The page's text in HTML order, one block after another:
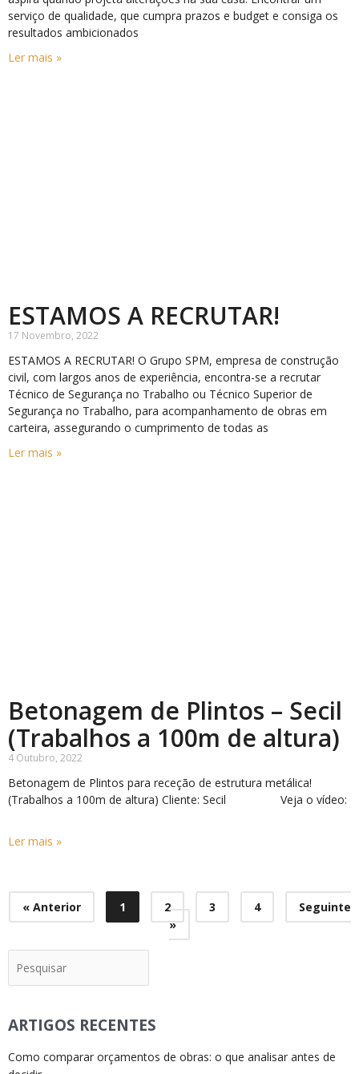
serviço de qualidade, que cumpra prazos e budget e consiga os
resultados ambicionados
Ler mais »
ESTAMOS A RECRUTAR!
17 Novembro, 2022
ESTAMOS A RECRUTAR! O Grupo SPM, empresa de construção
civil, com largos anos de experiência, encontra-se a recrutar
Técnico de Segurança no Trabalho ou Técnico Superior de
Segurança no Trabalho, para acompanhamento de obras em
carteira, assegurando o cumprimento de todas as
Ler mais »
Betonagem de Plintos – Secil
(Trabalhos a 100m de altura)
4 Outubro, 2022
Betonagem de Plintos para receção de estrutura metálica!
(Trabalhos a 100m de altura) Cliente: Secil Veja o vídeo:
Ler mais »
« Anterior 1 2 3 4
Seguinte
»
ARTIGOS RECENTES
Como comparar orçamentos de obras: o que analisar antes de